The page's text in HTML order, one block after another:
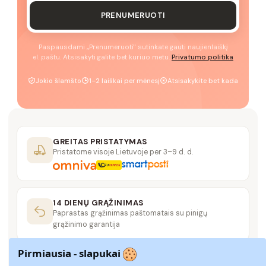
PRENUMERUOTI
Paspausdami „Prenumeruoti" sutinkate gauti naujienlaiškį
el. paštu. Atsisakyti galite bet kuriuo metu. Privatumo politika
Jokio šlamšto 1–2 laiškai per mėnesį Atsisakykite bet kada
GREITAS PRISTATYMAS
Pristatome visoje Lietuvoje per 3–9 d. d.
14 DIENŲ GRĄŽINIMAS
Paprastas grąžinimas paštomatais su pinigų
grąžinimo garantija
SAUGUS MOKĖJIMAS
Pirmiausia - slapukai